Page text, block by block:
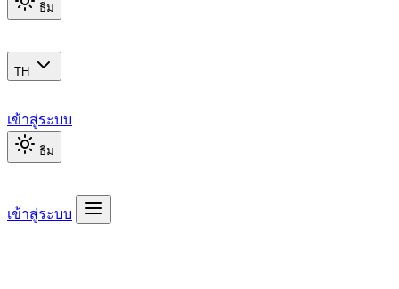
ธีม
TH
เข้าสู่ระบบ
ธีม
เข้าสู่ระบบ